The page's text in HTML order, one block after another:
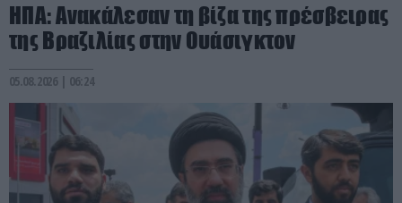
ΗΠΑ: Aνακάλεσαν τη βίζα της πρέσβειρας
της Βραζιλίας στην Ουάσιγκτον
05.08.2026 | 06:24